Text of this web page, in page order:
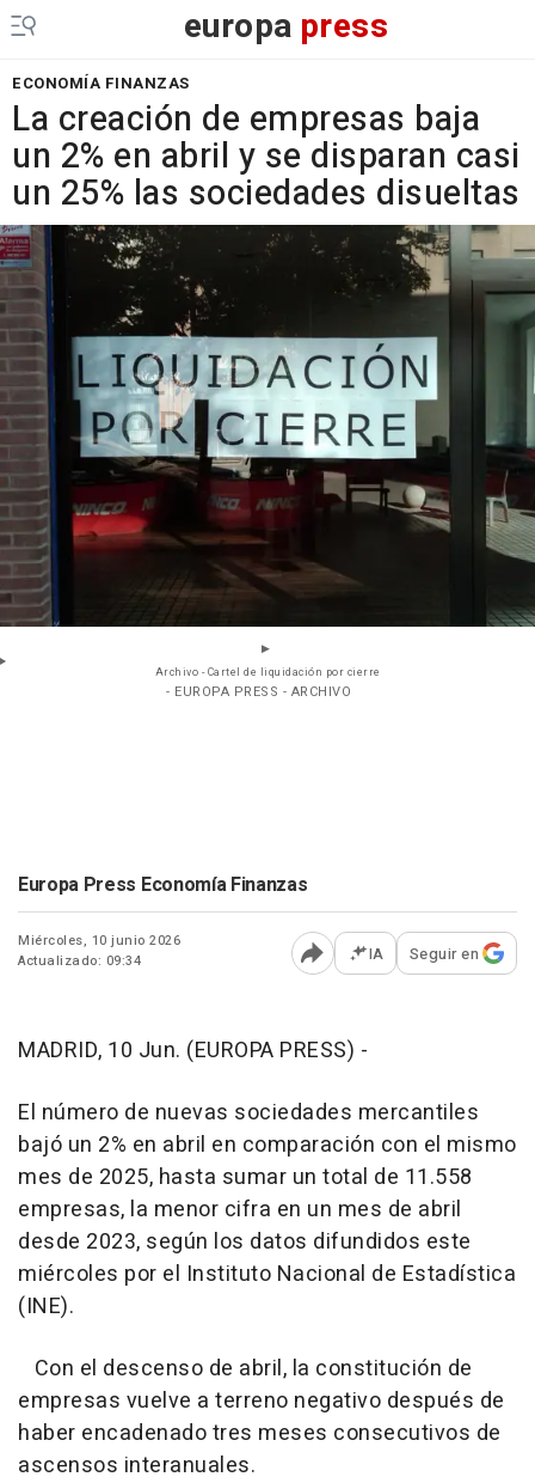
europa press
ECONOMÍA FINANZAS
La creación de empresas baja
un 2% en abril y se disparan casi
un 25% las sociedades disueltas
Archivo - Cartel de liquidación por cierre
- EUROPA PRESS - ARCHIVO
Europa Press Economía Finanzas
Miércoles, 10 junio 2026
Actualizado: 09:34
Abrir opciones para
IA Seguir en
MADRID, 10 Jun. (EUROPA PRESS) -
El número de nuevas sociedades mercantiles
bajó un 2% en abril en comparación con el mismo
mes de 2025, hasta sumar un total de 11.558
empresas, la menor cifra en un mes de abril
desde 2023, según los datos difundidos este
miércoles por el Instituto Nacional de Estadística
(INE).
Con el descenso de abril, la constitución de
empresas vuelve a terreno negativo después de
haber encadenado tres meses consecutivos de
ascensos interanuales.